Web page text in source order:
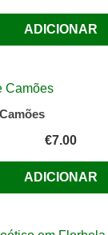
ADICIONAR
€7.00
ADICIONAR